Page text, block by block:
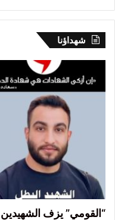
شهداؤنا
“القومي” يزف